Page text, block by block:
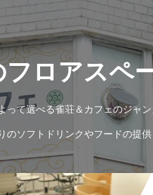
ロアスペ
て選べる雀荘＆カフェのジャン
ソフトドリンクやフードの提供